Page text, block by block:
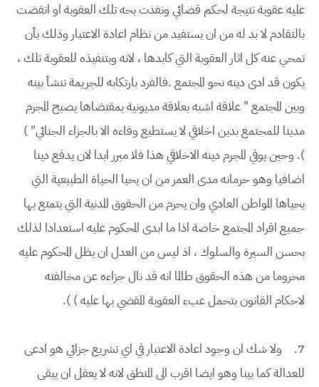
عليه عقوبة نتيجة لحكم قضائي ونفذت بحه تلك العقوبة او انقضت
بالتقادم لا بد له من ان يستفيد من نظام اعادة الاعتبار وذلك بأن
تمحي عنه كل اثار العقوبة التي كابدها ، لانه وبتنفيذه للعقوبة تلك ،
يكون قد ادى دينه نحو المجتمع .فالفرد بارتكابه للجريمة تنشأ بينه
وبين المجتمع " علاقة اشبه بعلاقة مديونية بمقتضاها يصبح المجرم
مدينا للمجتمع بدين اخلاقي لا يستطيع وفاءه الا بالجزاء الجنائي" )
). وحين يوفي المجرم دينه الاخلاقي هذا فلا مبرر ابدا لان يدفع دينا
اضافيا وهو حرمانه مدى العمر من ان يحيا الحياة الطبيعية التي
يحياها المواطن العادي وان يحرم من الحقوق المدنية التي يتمتع بها
جميع افراد المجتمع خاصة اذا ما ابدى المحكوم عليه استعدادا لذلك
بحسن السيرة والسلوك ، اذ ليس من العدل ان يظل المحكوم عليه
محروما من هذه الحقوق طالما انه قد نال جزاءه عن مخالفته
لاحكام القانون بتحمل عبء العقوبة المقضي بها عليه ) ).
7.
ولا شك ان وجود اعادة الاعتبار في اي تشريع جزائي هو ادعى
للعدالة كما بينا وهو ايضا اقرب الى المنطق لانه لا يعقل ان يبقى